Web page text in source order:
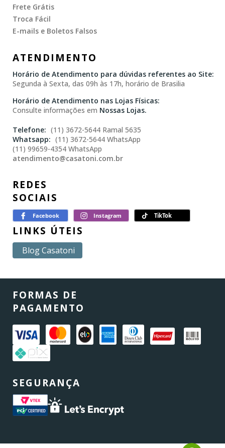
Frete Grátis
Troca Fácil
E-mails e Boletos Falsos
ATENDIMENTO
Horário de Atendimento para dúvidas referentes ao Site:
Segunda à Sexta, das 09h às 17h, horário de Brasilia
Horário de Atendimento nas Lojas Físicas:
Consulte informações em Nossas Lojas.
(11) 3672-5644 Ramal 5635
(11) 3672-5644 WhatsApp
(11) 99659-4354 WhatsApp
atendimento@casatoni.com.br
REDES
SOCIAIS
LINKS ÚTEIS
Blog Casatoni
FORMAS DE
PAGAMENTO
SEGURANÇA